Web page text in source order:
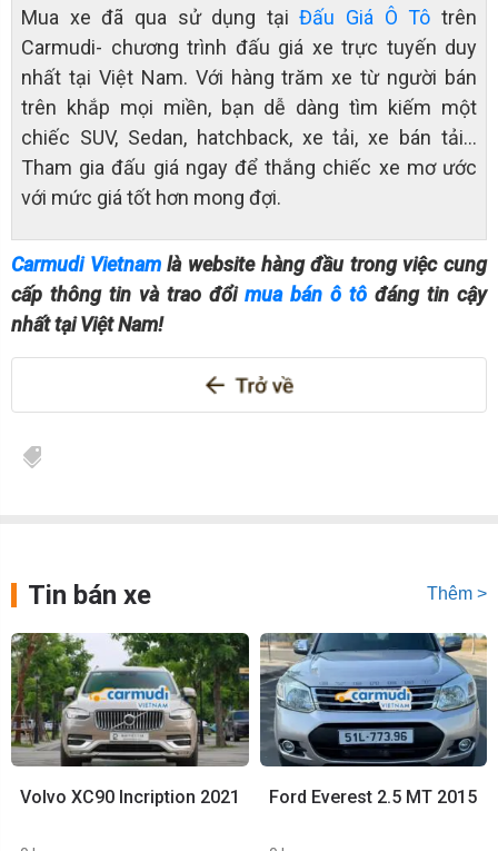
Mua xe đã qua sử dụng tạiĐấu Giá Ô Tô trên
Carmudi- chương trình đấu giá xe trực tuyến duy
nhất tại Việt Nam. Với hàng trăm xe từ người bán
trên khắp mọi miền, bạn dễ dàng tìm kiếm một
chiếc SUV, Sedan, hatchback, xe tải, xe bán tải…
Tham gia đấu giá ngay để thắng chiếc xe mơ ước
với mức giá tốt hơn mong đợi.
Carmudi Vietnamlà website hàng đầu trong việc cung
cấp thông tin và trao đổi mua bán ô tô đáng tin cậy
nhất tại Việt Nam!
Tin bán xe Thêm >
Volvo XC90 Incription 2021 Ford Everest 2.5 MT 2015